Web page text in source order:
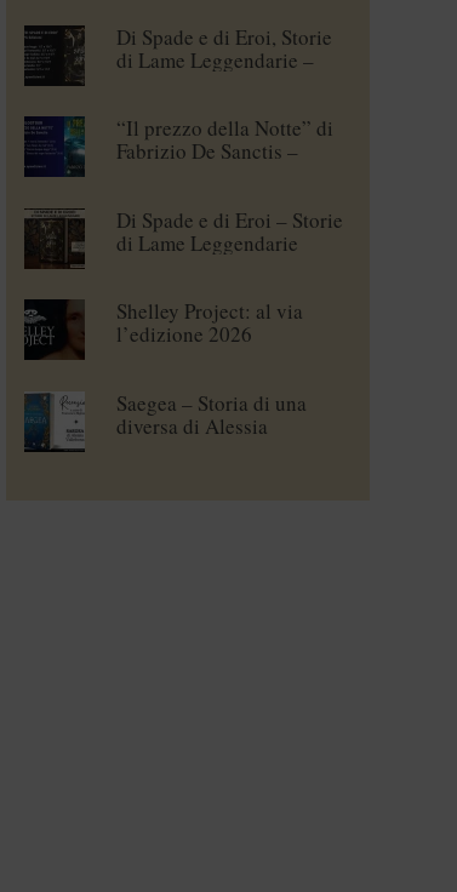
Di Spade e di Eroi, Storie
di Lame Leggendarie –
“Il prezzo della Notte” di
Fabrizio De Sanctis –
Di Spade e di Eroi – Storie
di Lame Leggendarie
Shelley Project: al via
l’edizione 2026
Saegea – Storia di una
diversa di Alessia